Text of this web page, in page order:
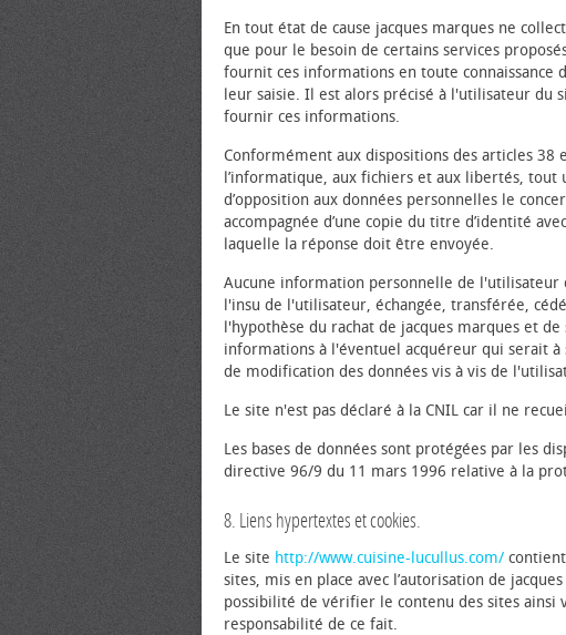
En tout état de cause jacques marques ne
que pour le besoin de certains services
fournit ces informations en toute
leur saisie. Il est alors précisé à l'utilisateur du
fournir ces informations.
Conformément aux dispositions des articles
l’informatique, aux fichiers et aux libertés, tout
d’opposition aux données personnelles le
accompagnée d’une copie du titre d’identité
laquelle la réponse doit être envoyée.
Aucune information personnelle de l'utilisateur
l'insu de l'utilisateur, échangée, transférée,
l'hypothèse du rachat de jacques marques et
informations à l'éventuel acquéreur qui serait
de modification des données vis à vis de
Le site n'est pas déclaré à la CNIL car il ne
Les bases de données sont protégées par les
directive 96/9 du 11 mars 1996 relative à la
8. Liens hypertextes et cookies.
Le site http://www.cuisine-lucullus.com/
sites, mis en place avec l’autorisation de
possibilité de vérifier le contenu des sites ainsi
responsabilité de ce fait.